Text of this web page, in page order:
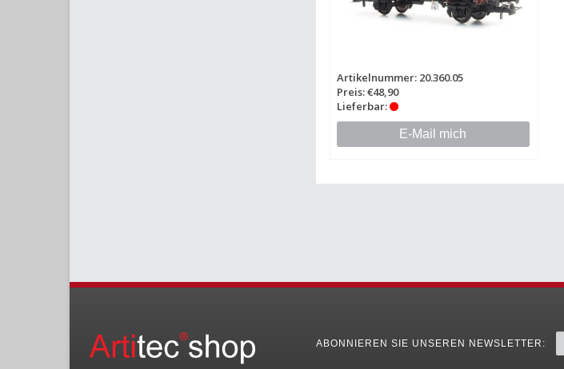
Artikelnummer: 20.360.05
Preis: €48,90
Lieferbar:
E-Mail mich
ABONNIEREN SIE UNSEREN NEWSLETTER: